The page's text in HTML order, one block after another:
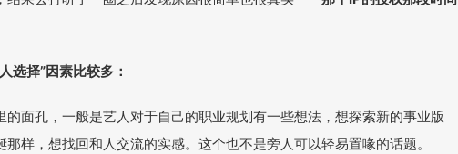
选择”因素比较多：
的面孔，一般是艺人对于自己的职业规划有一些想法，想探索新的事业版
那样，想找回和人交流的实感。这个也不是旁人可以轻易置喙的话题。